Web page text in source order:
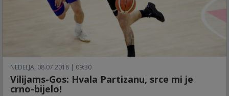
NEDELJA, 08.07.2018 | 09:30
Vilijams-Gos: Hvala Partizanu, srce mi je
crno-bijelo!